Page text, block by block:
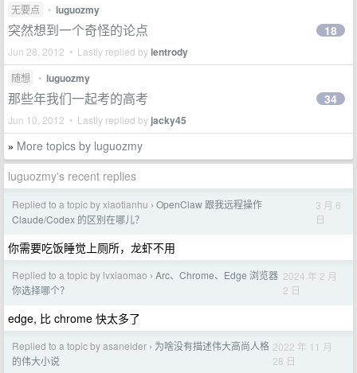
无要点 • luguozmy
突然想到一个奇怪的论点
Jun 28, 2012 • Lastly replied bylentrody
18
随想 • luguozmy
那些年我们一起考的高考
Jun 10, 2012 • Lastly replied by jacky45
34
» More topics by luguozmy
luguozmy's recent replies
Replied to a topic by xiaotianhu › OpenClaw 跟我远程操作
Claude/Codex 的区别在哪儿？
3 月 6
日
你需要吃饭睡觉上厕所，龙虾不用
Replied to a topic by lvxiaomao › Arc、Chrome、Edge 浏览器
你选择哪个？
2024 年 2 月
2 日
edge, 比 chrome 快太多了
Replied to a topic by asanelder › 为啥没有描述伟大高尚人格
的伟大小说
2022 年 11 月
28 日